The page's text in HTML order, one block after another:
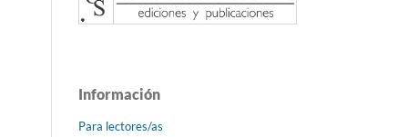
Información
Para lectores/as